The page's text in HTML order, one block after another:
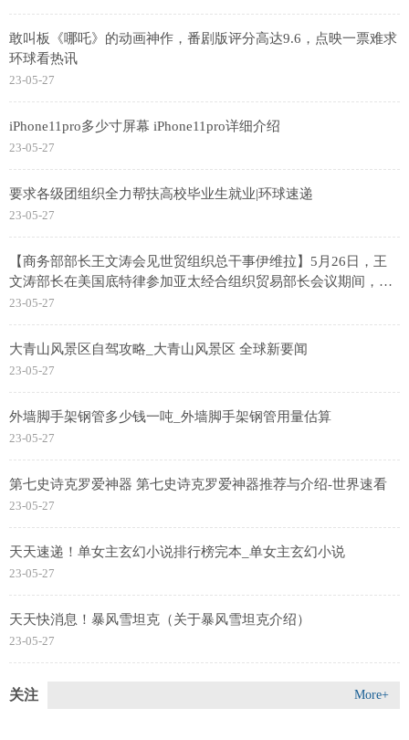
敢叫板《哪吒》的动画神作，番剧版评分高达9.6，点映一票难求
环球看热讯
23-05-27
iPhone11pro多少寸屏幕 iPhone11pro详细介绍
23-05-27
要求各级团组织全力帮扶高校毕业生就业|环球速递
23-05-27
【商务部部长王文涛会见世贸组织总干事伊维拉】5月26日，王
文涛部长在美国底特律参加亚太经合组织贸易部长会议期间，应
约会见世贸组织总干事伊维拉，双方就世贸组织《渔业补贴协
定》批约工作、第13届部长级会议（MC13）筹备等议题交换了
意见。伊维拉赞赏中方在世贸组织中的积极和建设性作用，期待
23-05-27
大青山风景区自驾攻略_大青山风景区 全球新要闻
23-05-27
外墙脚手架钢管多少钱一吨_外墙脚手架钢管用量估算
23-05-27
第七史诗克罗爱神器 第七史诗克罗爱神器推荐与介绍-世界速看
23-05-27
天天速递！单女主玄幻小说排行榜完本_单女主玄幻小说
23-05-27
天天快消息！暴风雪坦克（关于暴风雪坦克介绍）
23-05-27
关注 More+